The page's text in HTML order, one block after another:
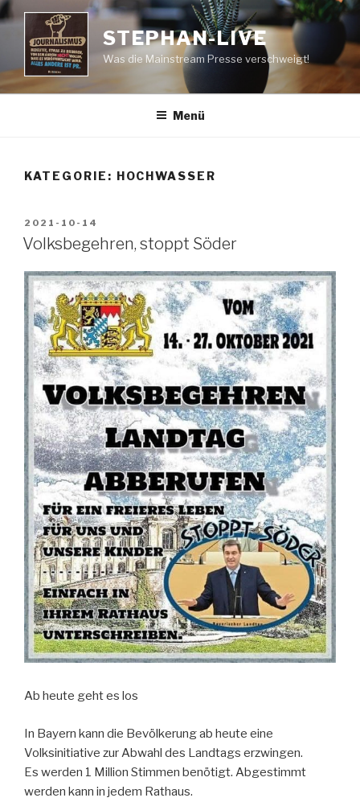
Zum
Inhalt
springen
STEPHAN-LIVE
Was die Mainstream Presse verschweigt!
Menü
KATEGORIE: HOCHWASSER
VERÖFFENTLICHT
AM
2021-10-14
Volksbegehren, stoppt Söder
Ab heute geht es los
In Bayern kann die Bevölkerung ab heute eine
Volksinitiative zur Abwahl des Landtags erzwingen.
Es werden 1 Million Stimmen benötigt. Abgestimmt
werden kann in jedem Rathaus.